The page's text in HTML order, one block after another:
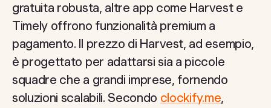
gratuita robusta, altre app come Harvest e
Timely offrono funzionalità premium a
pagamento. Il prezzo di Harvest, ad esempio,
è progettato per adattarsi sia a piccole
squadre che a grandi imprese, fornendo
soluzioni scalabili. Secondo clockify.me,